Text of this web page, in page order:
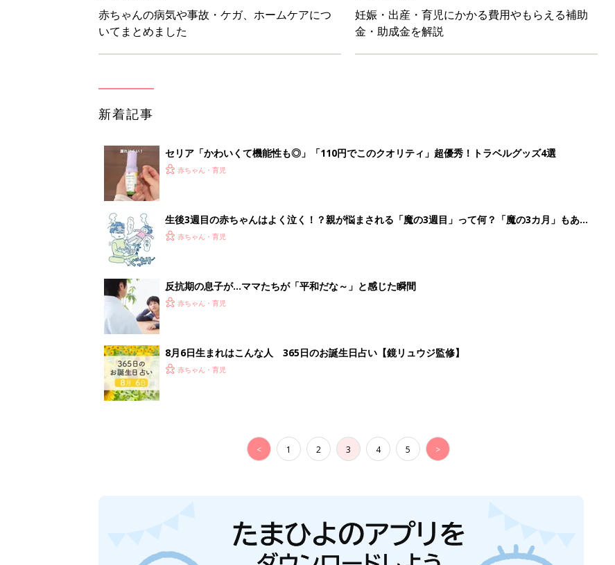
赤ちゃんの病気や事故・ケガ、ホームケアにつ
いてまとめました
妊娠・出産・育児にかかる費用やもらえる補助
金・助成金を解説
新着記事
セリア「かわいくて機能性も◎」「110円でこのクオリティ」超優秀！トラベルグッズ4選
赤ちゃん・育児
生後3週目の赤ちゃんはよく泣く！？親が悩まされる「魔の3週目」って何？「魔の3カ月」もある
って本当？【専門家】
赤ちゃん・育児
反抗期の息子が...ママたちが「平和だな～」と感じた瞬間
赤ちゃん・育児
8月6日生まれはこんな人 365日のお誕生日占い【鏡リュウジ監修】
赤ちゃん・育児
< 1 2 3 4 5 >